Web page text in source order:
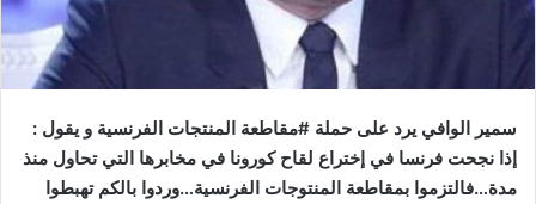
سمير الوافي يرد على حملة #مقاطعة المنتجات الفرنسية و يقول :
إذا نجحت فرنسا في إختراع لقاح كورونا في مخابرها التي تحاول منذ
مدة…فالتزموا بمقاطعة المنتوجات الفرنسية…وردوا بالكم تهبطوا